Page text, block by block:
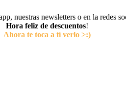
nuestras newsletters o en la redes
Hora feliz de descuentos!
Ahora te toca a tí verlo >:)